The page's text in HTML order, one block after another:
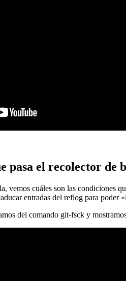
el recolector de
vemos cuáles son las condiciones
entradas del reflog para
del comando git-fsck y